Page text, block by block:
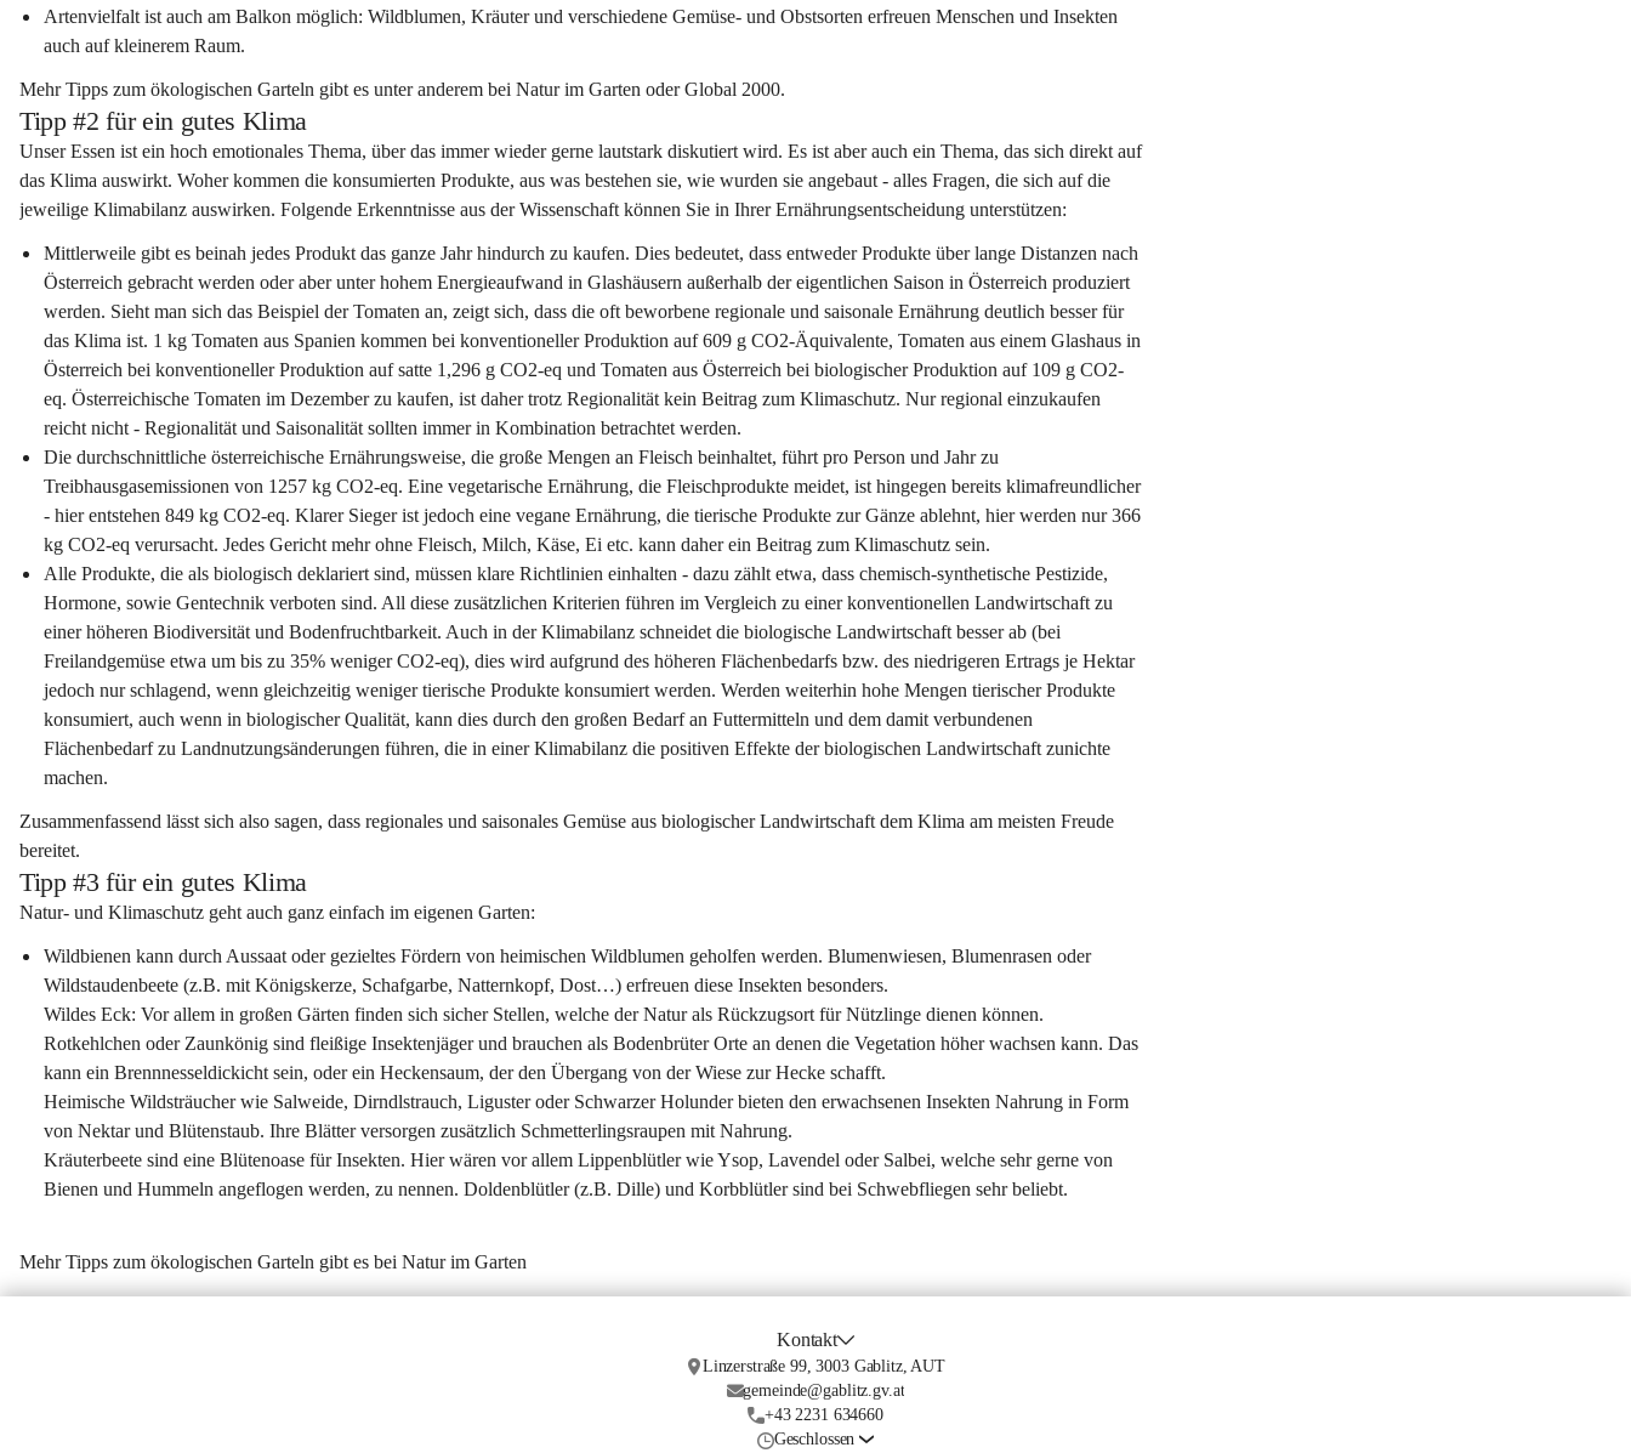
Artenvielfalt ist auch am Balkon möglich: Wildblumen, Kräuter und verschiedene Gemüse- und Obstsorten erfreuen Menschen und Insekten
auch auf kleinerem Raum.
Mehr Tipps zum ökologischen Garteln gibt es unter anderem bei Natur im Garten oder Global 2000.
Tipp #2 für ein gutes Klima
Unser Essen ist ein hoch emotionales Thema, über das immer wieder gerne lautstark diskutiert wird. Es ist aber auch ein Thema, das sich direkt auf
das Klima auswirkt. Woher kommen die konsumierten Produkte, aus was bestehen sie, wie wurden sie angebaut - alles Fragen, die sich auf die
jeweilige Klimabilanz auswirken. Folgende Erkenntnisse aus der Wissenschaft können Sie in Ihrer Ernährungsentscheidung unterstützen:
Mittlerweile gibt es beinah jedes Produkt das ganze Jahr hindurch zu kaufen. Dies bedeutet, dass entweder Produkte über lange Distanzen nach
Österreich gebracht werden oder aber unter hohem Energieaufwand in Glashäusern außerhalb der eigentlichen Saison in Österreich produziert
werden. Sieht man sich das Beispiel der Tomaten an, zeigt sich, dass die oft beworbene regionale und saisonale Ernährung deutlich besser für
das Klima ist. 1 kg Tomaten aus Spanien kommen bei konventioneller Produktion auf 609 g CO2-Äquivalente, Tomaten aus einem Glashaus in
Österreich bei konventioneller Produktion auf satte 1,296 g CO2-eq und Tomaten aus Österreich bei biologischer Produktion auf 109 g CO2-
eq. Österreichische Tomaten im Dezember zu kaufen, ist daher trotz Regionalität kein Beitrag zum Klimaschutz. Nur regional einzukaufen
reicht nicht - Regionalität und Saisonalität sollten immer in Kombination betrachtet werden.
Die durchschnittliche österreichische Ernährungsweise, die große Mengen an Fleisch beinhaltet, führt pro Person und Jahr zu
Treibhausgasemissionen von 1257 kg CO2-eq. Eine vegetarische Ernährung, die Fleischprodukte meidet, ist hingegen bereits klimafreundlicher
- hier entstehen 849 kg CO2-eq. Klarer Sieger ist jedoch eine vegane Ernährung, die tierische Produkte zur Gänze ablehnt, hier werden nur 366
kg CO2-eq verursacht. Jedes Gericht mehr ohne Fleisch, Milch, Käse, Ei etc. kann daher ein Beitrag zum Klimaschutz sein.
Alle Produkte, die als biologisch deklariert sind, müssen klare Richtlinien einhalten - dazu zählt etwa, dass chemisch-synthetische Pestizide,
Hormone, sowie Gentechnik verboten sind. All diese zusätzlichen Kriterien führen im Vergleich zu einer konventionellen Landwirtschaft zu
einer höheren Biodiversität und Bodenfruchtbarkeit. Auch in der Klimabilanz schneidet die biologische Landwirtschaft besser ab (bei
Freilandgemüse etwa um bis zu 35% weniger CO2-eq), dies wird aufgrund des höheren Flächenbedarfs bzw. des niedrigeren Ertrags je Hektar
jedoch nur schlagend, wenn gleichzeitig weniger tierische Produkte konsumiert werden. Werden weiterhin hohe Mengen tierischer Produkte
konsumiert, auch wenn in biologischer Qualität, kann dies durch den großen Bedarf an Futtermitteln und dem damit verbundenen
Flächenbedarf zu Landnutzungsänderungen führen, die in einer Klimabilanz die positiven Effekte der biologischen Landwirtschaft zunichte
machen.
Zusammenfassend lässt sich also sagen, dass regionales und saisonales Gemüse aus biologischer Landwirtschaft dem Klima am meisten Freude
bereitet.
Tipp #3 für ein gutes Klima
Natur- und Klimaschutz geht auch ganz einfach im eigenen Garten:
Wildbienen kann durch Aussaat oder gezieltes Fördern von heimischen Wildblumen geholfen werden. Blumenwiesen, Blumenrasen oder
Wildstaudenbeete (z.B. mit Königskerze, Schafgarbe, Natternkopf, Dost…) erfreuen diese Insekten besonders.
Wildes Eck: Vor allem in großen Gärten finden sich sicher Stellen, welche der Natur als Rückzugsort für Nützlinge dienen können.
Rotkehlchen oder Zaunkönig sind fleißige Insektenjäger und brauchen als Bodenbrüter Orte an denen die Vegetation höher wachsen kann. Das
kann ein Brennnesseldickicht sein, oder ein Heckensaum, der den Übergang von der Wiese zur Hecke schafft.
Heimische Wildsträucher wie Salweide, Dirndlstrauch, Liguster oder Schwarzer Holunder bieten den erwachsenen Insekten Nahrung in Form
von Nektar und Blütenstaub. Ihre Blätter versorgen zusätzlich Schmetterlingsraupen mit Nahrung.
Kräuterbeete sind eine Blütenoase für Insekten. Hier wären vor allem Lippenblütler wie Ysop, Lavendel oder Salbei, welche sehr gerne von
Bienen und Hummeln angeflogen werden, zu nennen. Doldenblütler (z.B. Dille) und Korbblütler sind bei Schwebfliegen sehr beliebt.
Mehr Tipps zum ökologischen Garteln gibt es bei Natur im Garten
Kontakt
Linzerstraße 99, 3003 Gablitz, AUT
gemeinde@gablitz.gv.at
+43 2231 634660
Geschlossen